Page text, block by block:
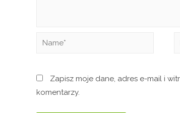
Zapisz moje dane, adres e-mail i
komentarzy.